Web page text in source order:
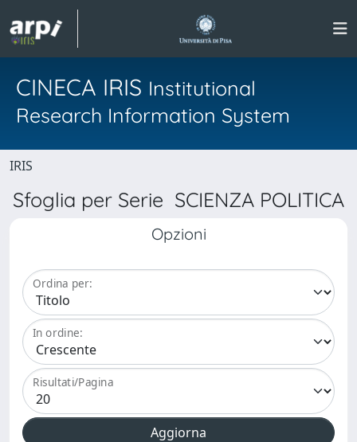
CINECA IRIS Institutional
Research Information System
IRIS
Sfoglia per Serie SCIENZA POLITICA
Opzioni
Ordina per:
In ordine:
Risultati/Pagina